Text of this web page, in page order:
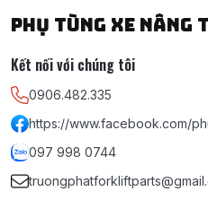
PHỤ TÙNG XE NÂNG
Kết nối với chúng tôi
0906.482.335
https://www.facebook.com/
097 998 0744